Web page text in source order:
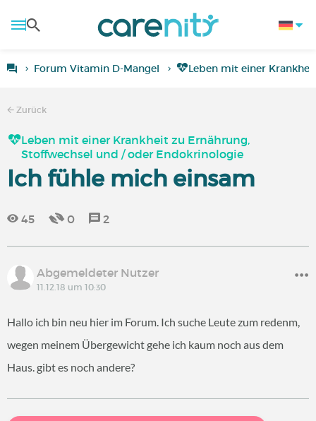
Forum Vitamin D-Mangel Leben mit einer
Zurück
Leben mit einer Krankheit zu Ernährung,
Stoffwechsel und / oder Endokrinologie
Ich fühle mich einsam
45 0 2
Abgemeldeter Nutzer
11.12.18 um 10:30
Hallo ich bin neu hier im Forum. Ich suche Leute zum redenm,
wegen meinem Übergewicht gehe ich kaum noch aus dem
Haus. gibt es noch andere?